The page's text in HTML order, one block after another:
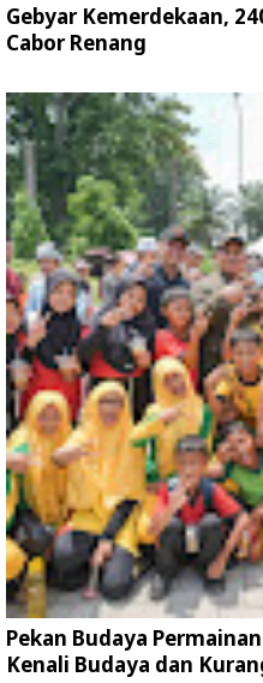
Gebyar Kemerdekaan,
Cabor Renang
Pekan Budaya
Kenali Budaya dan